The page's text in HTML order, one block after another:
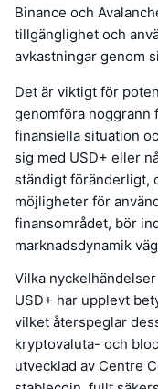
Binance och
tillgänglighet och
avkastningar genom
Det är viktigt för
genomföra noggrann
finansiella situation
sig med USD+ eller
ständigt föränderligt,
möjligheter för
finansområdet, bör
marknadsdynamik
Vilka
USD+ har upplevt
vilket återspeglar
kryptovaluta- och
utvecklad av Centre